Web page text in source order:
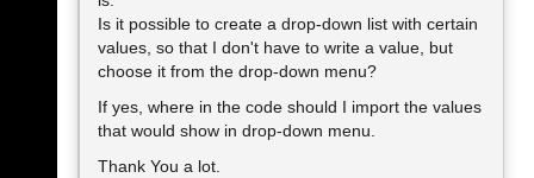
Is it possible to create a drop-down list with certain
values, so that I don't have to write a value, but
choose it from the drop-down menu?
If yes, where in the code should I import the values
that would show in drop-down menu.
Thank You a lot.